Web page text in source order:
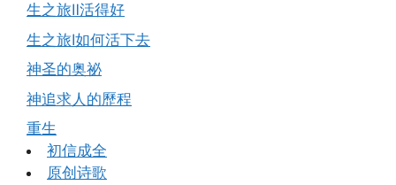
生之旅Ⅱ活得好
生之旅Ⅰ如何活下去
神圣的奥祕
神追求人的歷程
重生
初信成全
原创诗歌